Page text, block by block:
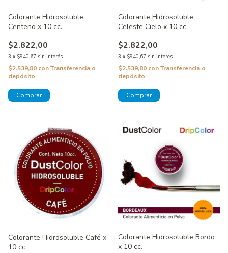
Colorante Hidrosoluble
Centeno x 10 cc.
$2.822,00
3 x $940,67 sin interés
$2.539,80 conTransferencia o
depósito
Colorante Hidrosoluble
Celeste Cielo x 10 cc.
$2.822,00
3 x $940,67 sin interés
$2.539,80 conTransferencia o
depósito
Colorante Hidrosoluble Café x
10 cc.
Colorante Hidrosoluble Bordo
x 10 cc.